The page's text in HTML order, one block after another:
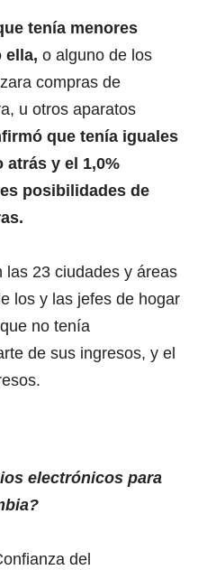
tenía menores
ella, o alguno de los
compras de
u otros aparatos
que tenía iguales
atrás y el 1,0%
posibilidades de
las 23 ciudades y áreas
los y las jefes de hogar
no tenía
de sus ingresos, y el
electrónicos para
del